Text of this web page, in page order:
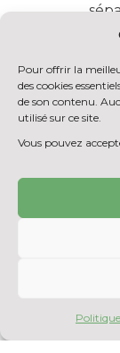
Pour offrir la
des cookies
de son contenu.
utilisé sur ce site.
Vous pouvez
et